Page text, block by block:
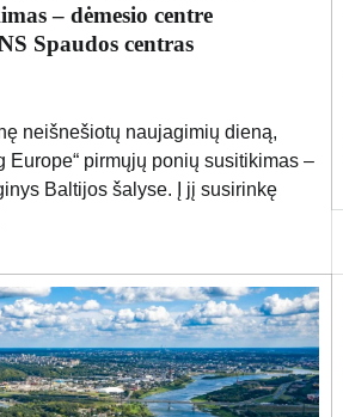
– dėmesio centre
Spaudos centras
neišnešiotų naujagimių dieną,
Europe“ pirmųjų ponių susitikimas –
Baltijos šalyse. Į jį susirinkę